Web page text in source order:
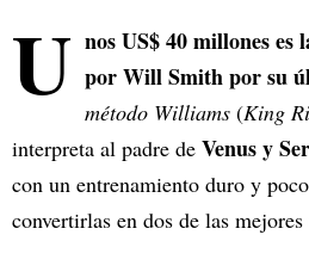
U nos US$ 40 millones es
por Will Smith por su
método Williams (King
interpreta al padre de Venus y
con un entrenamiento duro y
convertirlas en dos de las